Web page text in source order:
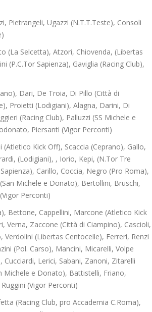
Pietrangeli, Ugazzi (N.T.T.Teste), Consoli
(La Selcetta), Atzori, Chiovenda, (Libertas
(P.C.Tor Sapienza), Gaviglia (Racing Club),
Dari, De Troia, Di Pillo (Città di
Proietti (Lodigiani), Alagna, Darini, Di
(Racing Club), Palluzzi (SS Michele e
Piersanti (Vigor Perconti)
Kick Off), Scaccia (Ceprano), Gallo,
(Lodigiani), , Iorio, Kepi, (N.Tor Tre
Carillo, Coccia, Negro (Pro Roma),
Michele e Donato), Bertollini, Bruschi,
Perconti)
Bettone, Cappellini, Marcone (Atletico Kick
Verna, Zaccone (Città di Ciampino), Cascioli,
(Libertas Centocelle), Ferreri, Renzi
(Pol. Carso), Mancini, Micarelli, Volpe
Lerici, Sabani, Zanoni, Zitarelli
Michele e Donato), Battistelli, Friano,
(Vigor Perconti)
(Racing Club, pro Accademia C.Roma),